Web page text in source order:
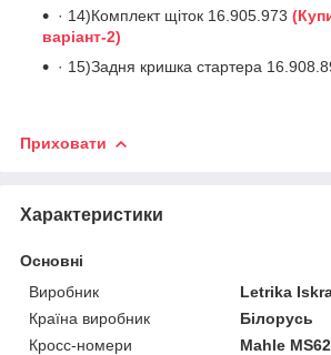
· 14)Комплект щіток 16.905.973
варіант-2)
· 15)Задня кришка стартера
Приховати
Характеристики
Основні
Виробник
Letrika
Країна виробник
Білорусь
Кросс-номери
Mahle